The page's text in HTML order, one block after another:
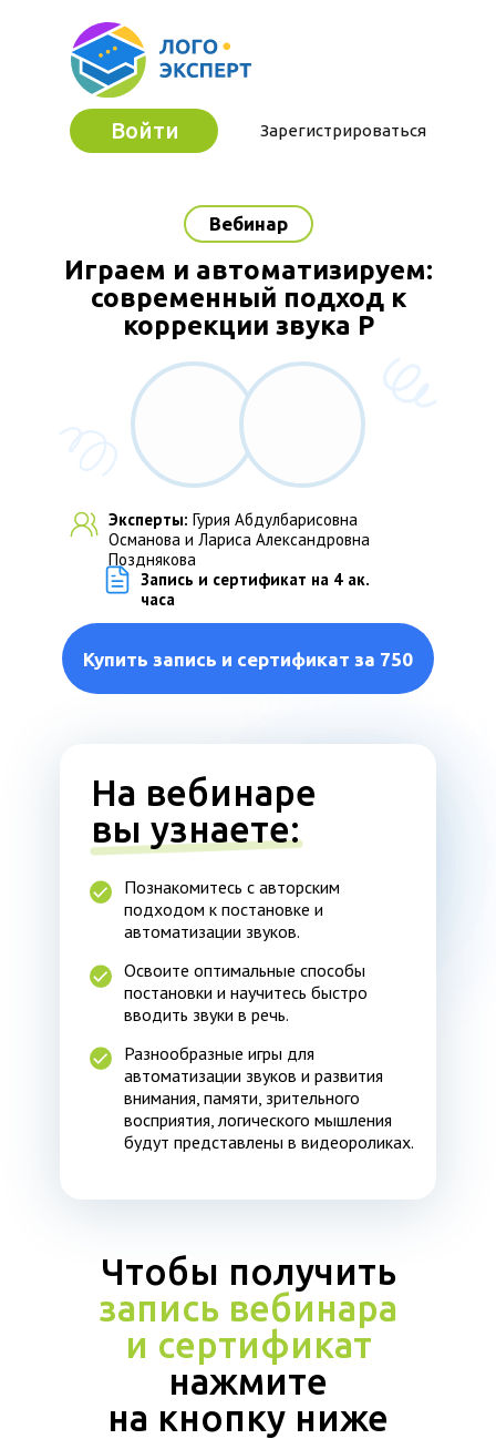
Зарегистрироваться
Войти
Вебинар
Играем и автоматизируем:
современный подход к
коррекции звука Р
Эксперты: Гурия Абдулбарисовна
Османова и Лариса Александровна
Позднякова
Запись и сертификат на 4 ак.
часа
Купить запись и сертификат за 750
Познакомитесь с авторским
подходом к постановке и
автоматизации звуков.
Разнообразные игры для
автоматизации звуков и развития
внимания, памяти, зрительного
восприятия, логического мышления
будут представлены в видеороликах.
Освоите оптимальные способы
постановки и научитесь быстро
вводить звуки в речь.
На вебинаре
вы узнаете:
Чтобы получить
запись вебинара
и сертификат
нажмите
на кнопку ниже